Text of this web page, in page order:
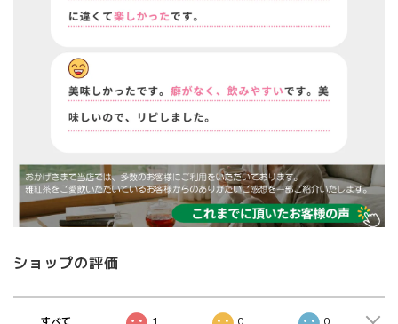
ショップの評価
すべて 1 0 0